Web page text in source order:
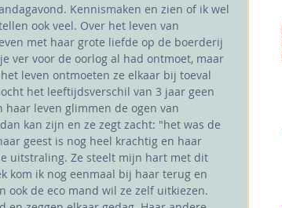
Kennismaken en zien of ik wel
ook veel. Over het leven van
met haar grote liefde op de boerderij
ver voor de oorlog al had ontmoet, maar
leven ontmoeten ze elkaar bij toeval
het leeftijdsverschil van 3 jaar geen
leven glimmen de ogen van
kan zijn en ze zegt zacht: "het was de
geest is nog heel krachtig en haar
uitstraling. Ze steelt mijn hart met dit
kom ik nog eenmaal bij haar terug en
ook de eco mand wil ze zelf uitkiezen.